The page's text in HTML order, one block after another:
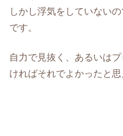
しかし浮気をしていない
です。
自力で見抜く、あるいは
ければそれでよかったと